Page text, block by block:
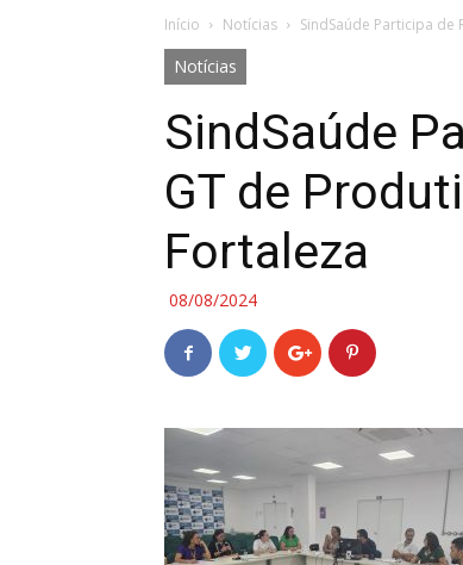
Início Notícias SindSaúde Participa de
Notícias
SindSaúde
GT de
Fortaleza
08/08/2024